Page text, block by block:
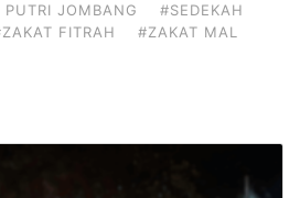
JOMBANG
#SEDEKAH
FITRAH #ZAKAT MAL